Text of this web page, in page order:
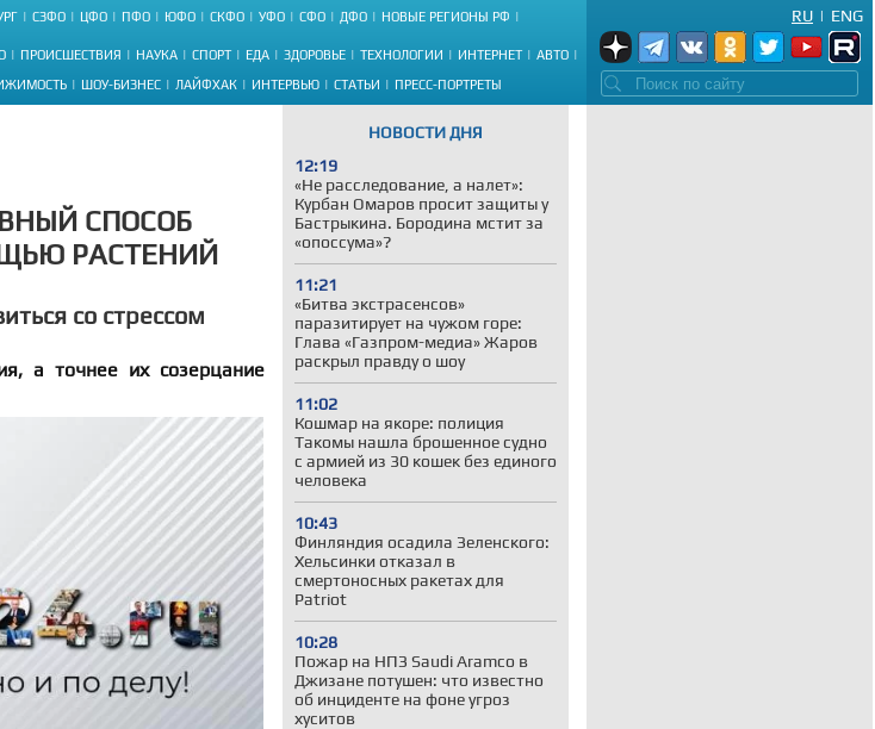
СЗФО ЦФО ПФО ЮФО СКФО УФО СФО ДФО НОВЫЕ РЕГИОНЫ РФ
ПРОИСШЕСТВИЯ НАУКА СПОРТ ЕДА ЗДОРОВЬЕ ТЕХНОЛОГИИ ИНТЕРНЕТ АВТО
ШОУ-БИЗНЕС ЛАЙФХАК ИНТЕРВЬЮ СТАТЬИ ПРЕСС-ПОРТРЕТЫ
ENG
|
RU
НОВОСТИ ДНЯ
12:19
«Не расследование, а налет»:
Курбан Омаров просит защиты у
Бастрыкина. Бородина мстит за
«опоссума»?
11:21
«Битва экстрасенсов»
паразитирует на чужом горе:
Глава «Газпром-медиа» Жаров
раскрыл правду о шоу
11:02
Кошмар на якоре: полиция
Такомы нашла брошенное судно
с армией из 30 кошек без единого
человека
10:43
Финляндия осадила Зеленского:
Хельсинки отказал в
смертоносных ракетах для
Patriot
10:28
Пожар на НПЗ Saudi Aramco в
Джизане потушен: что известно
об инциденте на фоне угроз
хуситов
СПОСОБ
РАСТЕНИЙ
со стрессом
а точнее их созерцание